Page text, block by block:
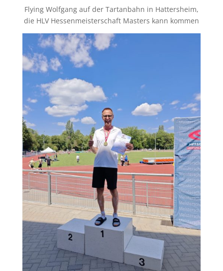
Flying Wolfgang auf der Tartanbahn in Hattersheim,
die HLV Hessenmeisterschaft Masters kann kommen